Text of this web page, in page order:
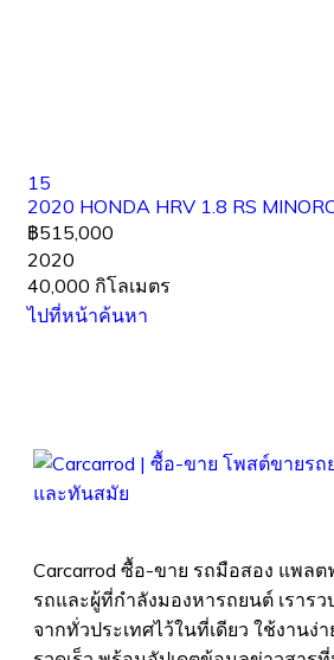
15
2020 HONDA HRV 1.8 RS
฿515,000
2020
40,000 กิโลเมตร
ไปที่หน้าค้นหา
Carcarrod ซื้อ-ขาย รถมือสอง แพล
รถและผู้ที่กำลังมองหารถยนต์ เราร
จากทั่วประเทศไว้ในที่เดียว ใช้งานง่